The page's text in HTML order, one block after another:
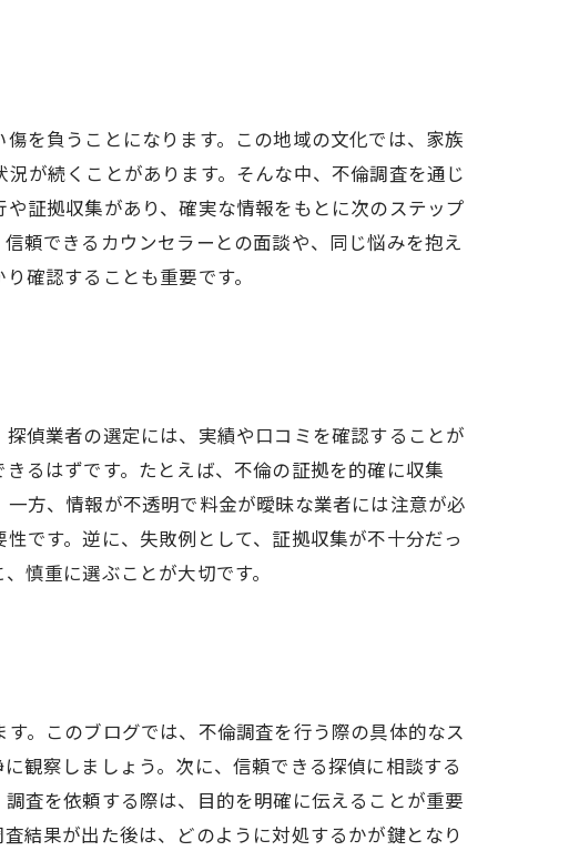
を負うことになります。この地域の文化では、家族
が続くことがあります。そんな中、不倫調査を通じ
証拠収集があり、確実な情報をもとに次のステップ
頼できるカウンセラーとの面談や、同じ悩みを抱え
確認することも重要です。
偵業者の選定には、実績や口コミを確認することが
るはずです。たとえば、不倫の証拠を的確に収集
方、情報が不透明で料金が曖昧な業者には注意が必
です。逆に、失敗例として、証拠収集が不十分だっ
慎重に選ぶことが大切です。
。このブログでは、不倫調査を行う際の具体的なス
観察しましょう。次に、信頼できる探偵に相談する
査を依頼する際は、目的を明確に伝えることが重要
結果が出た後は、どのように対処するかが鍵となり